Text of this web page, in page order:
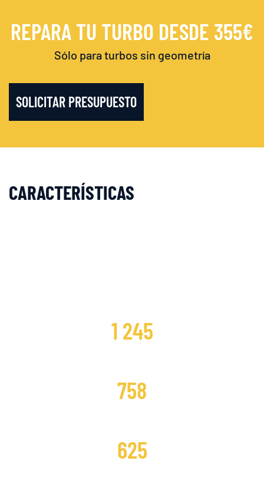
REPARA TU TURBO DESDE 355€
Sólo para turbos sin geometría
SOLICITAR PRESUPUESTO
CARACTERÍSTICAS
1 245
758
625